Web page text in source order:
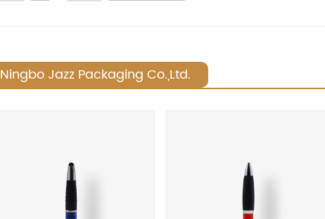
Ningbo Jazz Packaging Co.,Ltd.